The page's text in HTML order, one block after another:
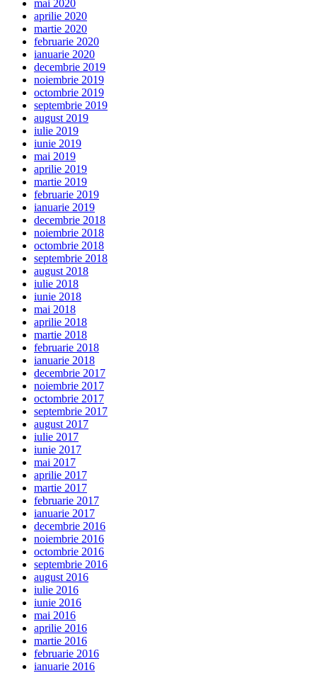
mai 2020
aprilie 2020
martie 2020
februarie 2020
ianuarie 2020
decembrie 2019
noiembrie 2019
octombrie 2019
septembrie 2019
august 2019
iulie 2019
iunie 2019
mai 2019
aprilie 2019
martie 2019
februarie 2019
ianuarie 2019
decembrie 2018
noiembrie 2018
octombrie 2018
septembrie 2018
august 2018
iulie 2018
iunie 2018
mai 2018
aprilie 2018
martie 2018
februarie 2018
ianuarie 2018
decembrie 2017
noiembrie 2017
octombrie 2017
septembrie 2017
august 2017
iulie 2017
iunie 2017
mai 2017
aprilie 2017
martie 2017
februarie 2017
ianuarie 2017
decembrie 2016
noiembrie 2016
octombrie 2016
septembrie 2016
august 2016
iulie 2016
iunie 2016
mai 2016
aprilie 2016
martie 2016
februarie 2016
ianuarie 2016